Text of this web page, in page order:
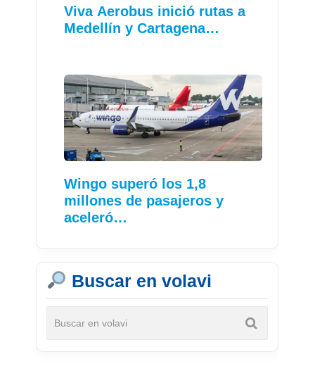
Viva Aerobus inició rutas a
Medellín y Cartagena…
Wingo superó los 1,8
millones de pasajeros y
aceleró…
Buscar en volavi